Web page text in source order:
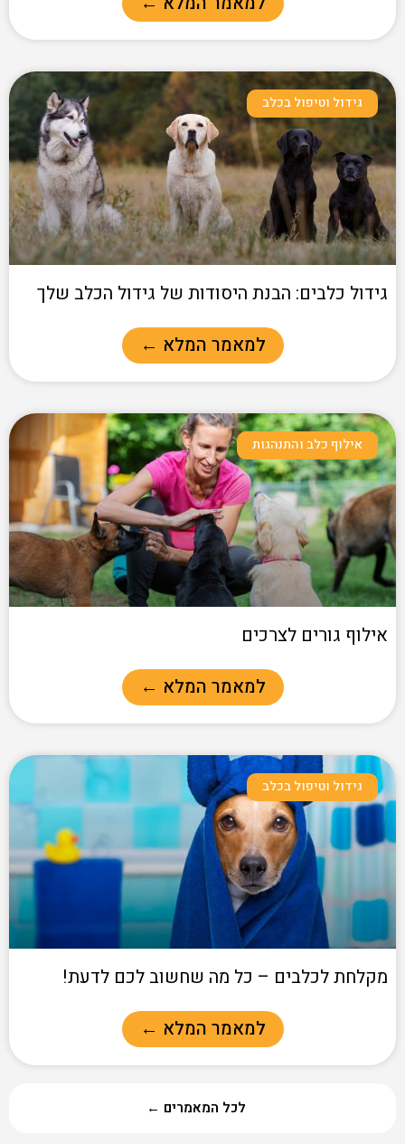
גידול וטיפול בכלב
גידול כלבים: הבנת היסודות של גידול הכלב שלך
למאמר המלא ←
אילוף כלב והתנהגות
אילוף גורים לצרכים
למאמר המלא ←
גידול וטיפול בכלב
מקלחת לכלבים – כל מה שחשוב לכם לדעת!
למאמר המלא ←
לכל המאמרים ←